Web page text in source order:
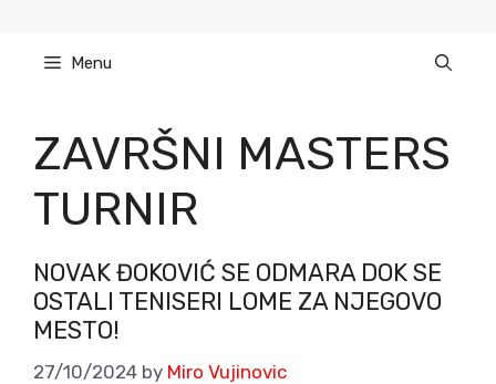
content Menu
ZAVRŠNI MASTERS
TURNIR
NOVAK ĐOKOVIĆ SE ODMARA DOK SE
OSTALI TENISERI LOME ZA NJEGOVO
MESTO!
27/10/2024 by Miro Vujinovic